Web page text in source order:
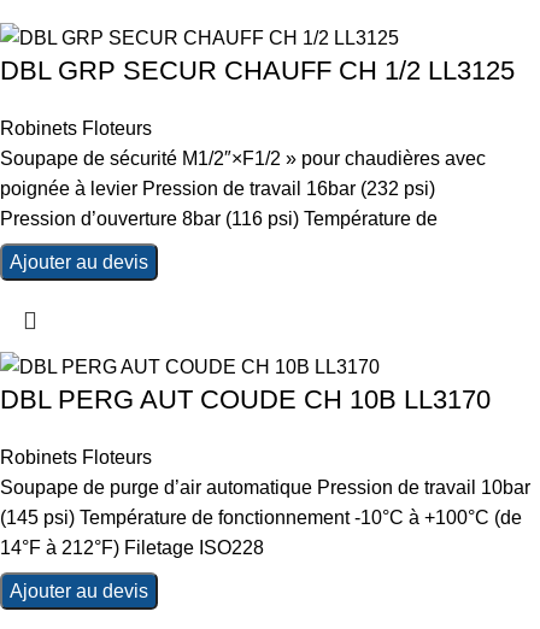
DBL GRP SECUR CHAUFF CH 1/2 LL3125
Robinets Floteurs
Soupape de sécurité M1/2″×F1/2 » pour chaudières avec
poignée à levier Pression de travail 16bar (232 psi)
Pression d’ouverture 8bar (116 psi) Température de
Ajouter au devis
DBL PERG AUT COUDE CH 10B LL3170
Robinets Floteurs
Soupape de purge d’air automatique Pression de travail 10bar
(145 psi) Température de fonctionnement -10°C à +100°C (de
14°F à 212°F) Filetage ISO228
Ajouter au devis